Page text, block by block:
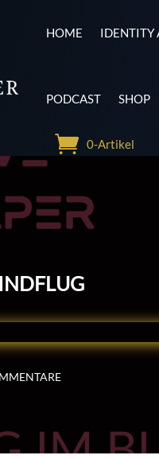
HOME IDENTITY
PODCAST SHOP
0-Artikel